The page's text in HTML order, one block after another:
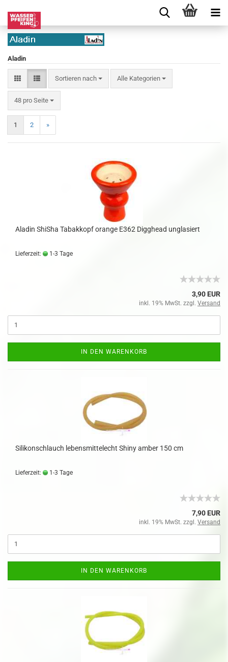
Aladin
Sortieren nach Alle Kategorien
48 pro Seite
1 2 »
Aladin ShiSha Tabakkopf orange E362 Digghead unglasiert
Lieferzeit: 1-3 Tage
3,90 EUR
inkl. 19% MwSt. zzgl. Versand
IN DEN WARENKORB
Silikonschlauch lebensmittelecht Shiny amber 150 cm
Lieferzeit: 1-3 Tage
7,90 EUR
inkl. 19% MwSt. zzgl. Versand
IN DEN WARENKORB